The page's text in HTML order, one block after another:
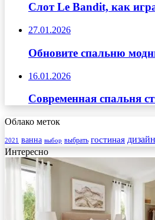
Слот Le Bandit, как
27.01.2026
Обновите спальню
16.01.2026
Современная спальня
Облако меток
2021 ванна выбор выбрать гостиная дизайн
Интересно